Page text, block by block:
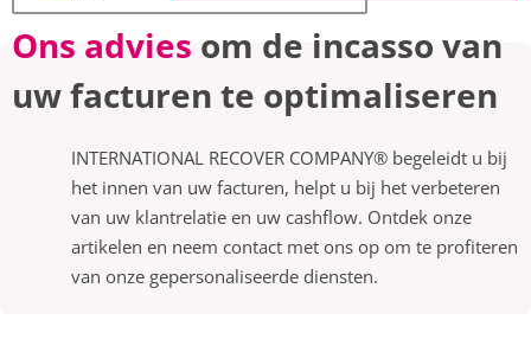
Ons advies om de incasso van
uw facturen te optimaliseren
INTERNATIONAL RECOVER COMPANY® begeleidt u bij
het innen van uw facturen, helpt u bij het verbeteren
van uw klantrelatie en uw cashflow. Ontdek onze
artikelen en neem contact met ons op om te profiteren
van onze gepersonaliseerde diensten.